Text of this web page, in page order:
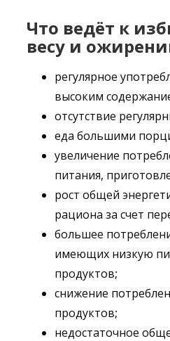
Что ведёт к
весу и
регулярное
высоким
отсутствие
еда большими
увеличение
питания,
рост общей
рациона за счет
большее
имеющих низкую
продуктов;
снижение
продуктов;
недостаточное